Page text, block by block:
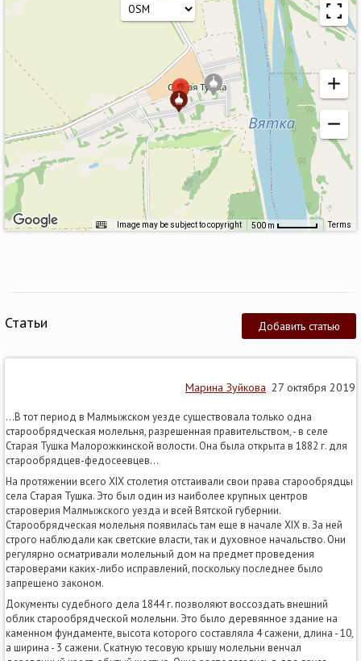
Image may be subject to copyright 500 m Terms
Добавить статью
Статьи
Марина Зуйкова 27 октября 2019
...В тот период в Малмыжском уезде существовала только одна
старообрядческая молельня, разрешенная правительством, - в селе
Старая Тушка Малорожкинской волости. Она была открыта в 1882 г. для
старообрядцев-федосеевцев...
На протяжении всего XIX столетия отстаивали свои права старообрядцы
села Старая Тушка. Это был один из наиболее крупных центров
староверия Малмыжского уезда и всей Вятской губернии.
Старообрядческая молельня появилась там еще в начале XIX в. За ней
строго наблюдали как светские власти, так и духовное начальство. Они
регулярно осматривали молельный дом на предмет проведения
староверами каких-либо исправлений, поскольку последнее было
запрещено законом.
Документы судебного дела 1844 г. позволяют воссоздать внешний
облик старообрядческой молельни. Это было деревянное здание на
каменном фундаменте, высота которого составляла 4 сажени, длина - 10,
а ширина - 3 сажени. Скатную тесовую крышу молельни венчал